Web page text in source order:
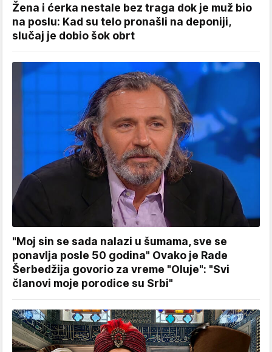
Žena i ćerka nestale bez traga dok je muž bio
na poslu: Kad su telo pronašli na deponiji,
slučaj je dobio šok obrt
"Moj sin se sada nalazi u šumama, sve se
ponavlja posle 50 godina" Ovako je Rade
Šerbedžija govorio za vreme "Oluje": "Svi
članovi moje porodice su Srbi"